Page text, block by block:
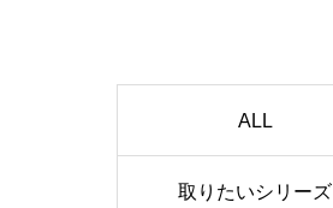
ALL
取りたいシリーズ